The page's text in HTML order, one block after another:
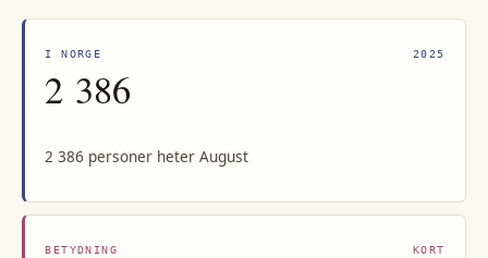
I NORGE 2025
2 386
2 386 personer heter August
BETYDNING KORT